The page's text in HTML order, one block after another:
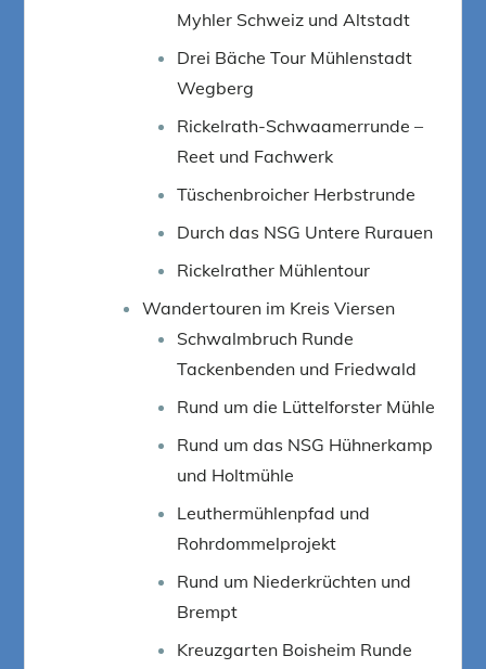
Myhler Schweiz und Altstadt
Drei Bäche Tour Mühlenstadt
Wegberg
Rickelrath-Schwaamerrunde –
Reet und Fachwerk
Tüschenbroicher Herbstrunde
Durch das NSG Untere Rurauen
Rickelrather Mühlentour
Wandertouren im Kreis Viersen
Schwalmbruch Runde
Tackenbenden und Friedwald
Rund um die Lüttelforster Mühle
Rund um das NSG Hühnerkamp
und Holtmühle
Leuthermühlenpfad und
Rohrdommelprojekt
Rund um Niederkrüchten und
Brempt
Kreuzgarten Boisheim Runde